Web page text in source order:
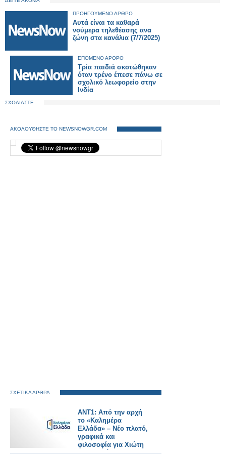
ΠΡΟΗΓΟΥΜΕΝΟ ΑΡΘΡΟ
Αυτά είναι τα καθαρά
νούμερα τηλεθέασης ανα
ζώνη στα κανάλια (7/7/2025)
ΕΠΟΜΕΝΟ ΑΡΘΡΟ
Τρία παιδιά σκοτώθηκαν
όταν τρένο έπεσε πάνω σε
σχολικό λεωφορείο στην
Ινδία
ΣΧΟΛΙΑΣΤΕ
ΑΚΟΛΟΥΘΗΣΤΕ ΤΟ NEWSNOWGR.COM
ΣΧΕΤΙΚΑ ΑΡΘΡΑ
ΑΝΤ1: Από την αρχή
το «Καλημέρα
Ελλάδα» – Νέο πλατό,
γραφικά και
φιλοσοφία για Χιώτη
και Παυλόπουλο